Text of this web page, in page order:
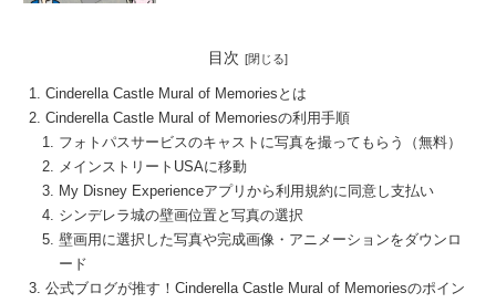
目次
Cinderella Castle Mural of Memoriesとは
Cinderella Castle Mural of Memoriesの利用手順
フォトパスサービスのキャストに写真を撮ってもらう（無料）
メインストリートUSAに移動
My Disney Experienceアプリから利用規約に同意し支払い
シンデレラ城の壁画位置と写真の選択
壁画用に選択した写真や完成画像・アニメーションをダウンロ
ード
公式ブログが推す！Cinderella Castle Mural of Memoriesのポイン